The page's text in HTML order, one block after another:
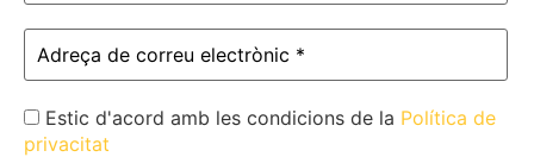
Estic d'acord amb les condicions de la Política de
privacitat